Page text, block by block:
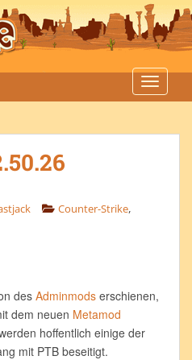
Counter-Strike,
des Adminmods erschienen,
dem neuen Metamod
hoffentlich einige der
mit PTB beseitigt.